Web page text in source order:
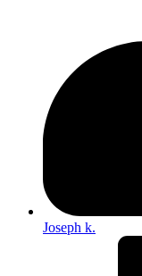
Joseph k.